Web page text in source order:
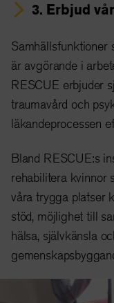
3. Erbjud
Samhällsfunktioner
är avgörande i
RESCUE erbjuder
traumavård och
läkandeprocessen
Bland RESCUE:s
rehabilitera kvinnor
våra trygga platser
stöd, möjlighet till
hälsa, självkänsla